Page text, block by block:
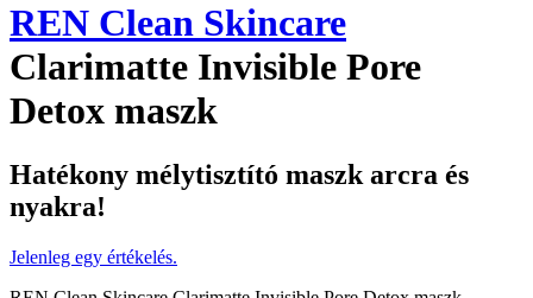
REN Clean Skincare
Clarimatte Invisible Pore
Detox maszk
Hatékony mélytisztító maszk arcra és
nyakra!
Jelenleg egy értékelés.